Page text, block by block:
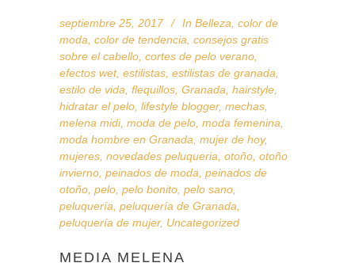
septiembre 25, 2017 In Belleza, color de
moda, color de tendencia, consejos gratis
sobre el cabello, cortes de pelo verano,
efectos wet, estilistas, estilistas de granada,
estilo de vida, flequillos, Granada, hairstyle,
hidratar el pelo, lifestyle blogger, mechas,
melena midi, moda de pelo, moda femenina,
moda hombre en Granada, mujer de hoy,
mujeres, novedades peluqueria, otoño, otoño
invierno, peinados de moda, peinados de
otoño, pelo, pelo bonito, pelo sano,
peluquería, peluquería de Granada,
peluquería de mujer, Uncategorized
MEDIA MELENA